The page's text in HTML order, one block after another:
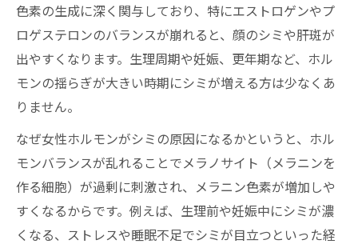
色素の生成に深く関与しており、特にエストロゲンやプ
ロゲステロンのバランスが崩れると、顔のシミや肝斑が
出やすくなります。生理周期や妊娠、更年期など、ホル
モンの揺らぎが大きい時期にシミが増える方は少なくあ
りません。
なぜ女性ホルモンがシミの原因になるかというと、ホル
モンバランスが乱れることでメラノサイト（メラニンを
作る細胞）が過剰に刺激され、メラニン色素が増加しや
すくなるからです。例えば、生理前や妊娠中にシミが濃
くなる、ストレスや睡眠不足でシミが目立つといった経